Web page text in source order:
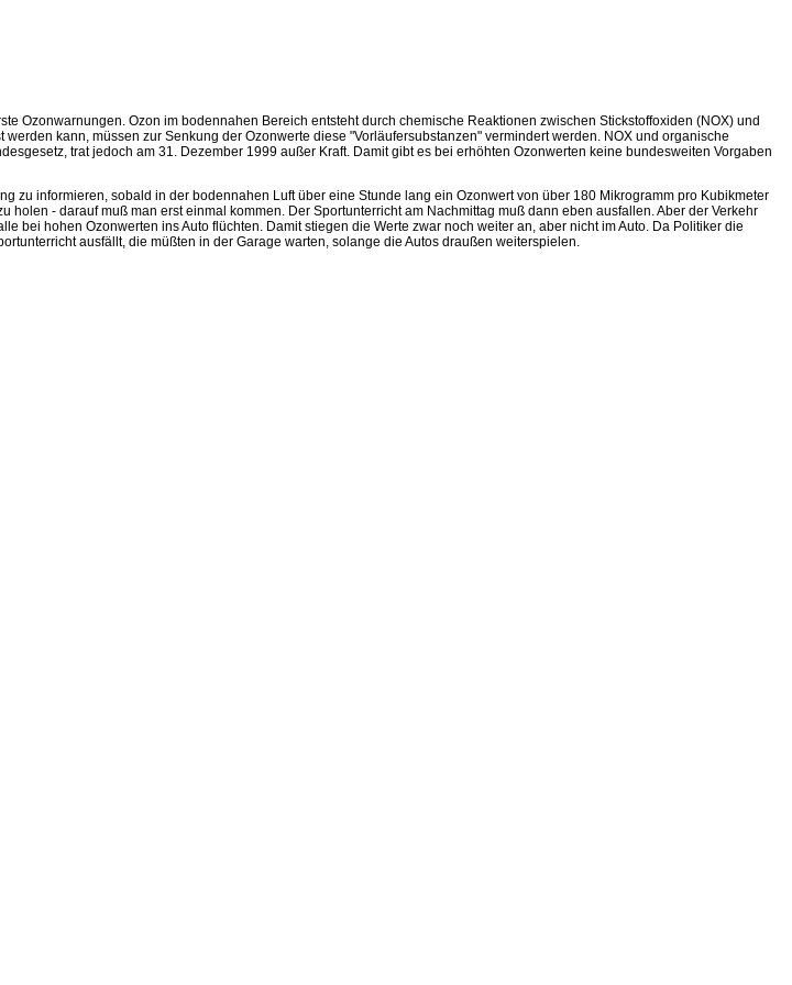
Ozonwarnungen. Ozon im bodennahen Bereich entsteht durch chemische Reaktionen zwischen Stickstoffoxiden (NOX) und
kann, müssen zur Senkung der Ozonwerte diese "Vorläufersubstanzen" vermindert werden. NOX und organische
trat jedoch am 31. Dezember 1999 außer Kraft. Damit gibt es bei erhöhten Ozonwerten keine bundesweiten Vorgaben
informieren, sobald in der bodennahen Luft über eine Stunde lang ein Ozonwert von über 180 Mikrogramm pro Kubikmeter
- darauf muß man erst einmal kommen. Der Sportunterricht am Nachmittag muß dann eben ausfallen. Aber der Verkehr
bei hohen Ozonwerten ins Auto flüchten. Damit stiegen die Werte zwar noch weiter an, aber nicht im Auto. Da Politiker die
ausfällt, die müßten in der Garage warten, solange die Autos draußen weiterspielen.